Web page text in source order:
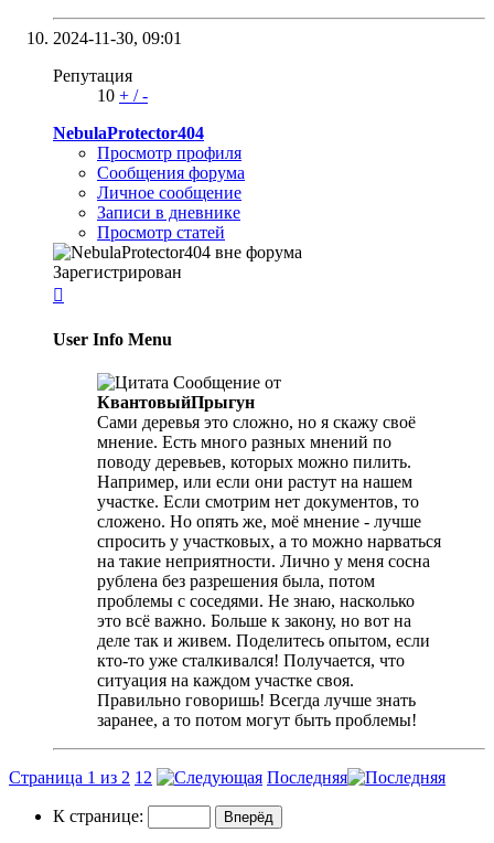
2024-11-30, 09:01
Репутация
10 + /-
NebulaProtector404
Просмотр профиля
Сообщения форума
Личное сообщение
Записи в дневнике
Просмотр статей
Зарегистрирован

User Info Menu
Сообщение от
КвантовыйПрыгун
Сами деревья это сложно, но я скажу своё
мнение. Есть много разных мнений по
поводу деревьев, которых можно пилить.
Например, или если они растут на нашем
участке. Если смотрим нет документов, то
сложено. Но опять же, моё мнение - лучше
спросить у участковых, а то можно нарваться
на такие неприятности. Лично у меня сосна
рублена без разрешения была, потом
проблемы с соседями. Не знаю, насколько
это всё важно. Больше к закону, но вот на
деле так и живем. Поделитесь опытом, если
кто-то уже сталкивался! Получается, что
ситуация на каждом участке своя.
Правильно говоришь! Всегда лучше знать
заранее, а то потом могут быть проблемы!
Страница 1 из 2 1 2 Последняя
К странице: